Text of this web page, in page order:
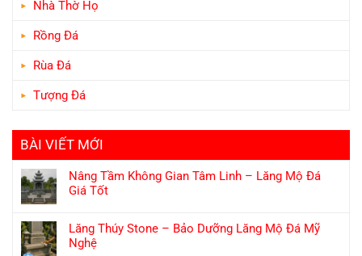
Nhà Thờ Họ
Rồng Đá
Rùa Đá
Tượng Đá
BÀI VIẾT MỚI
Nâng Tầm Không Gian Tâm Linh – Lăng Mộ Đá
Giá Tốt
Lăng Thúy Stone – Bảo Dưỡng Lăng Mộ Đá Mỹ
Nghệ